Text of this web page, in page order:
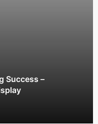
Success –